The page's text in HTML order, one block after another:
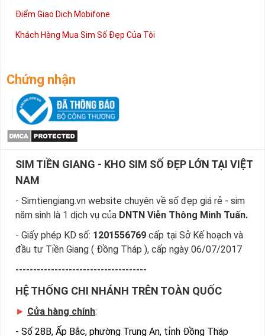
Điểm Giao Dịch Mobifone
Khách Hàng Mua Sim Số Đẹp Của Tôi
Chứng nhận
SIM TIỀN GIANG - KHO SIM SỐ ĐẸP LỚN TẠI VIỆT
NAM
- Simtiengiang.vn website chuyên về số đẹp giá rẻ - sim
năm sinh là 1 dịch vụ của DNTN Viễn Thông Minh Tuấn.
- Giấy phép KD số: 1201556769 cấp tại Sở Kế hoạch và
đầu tư Tiền Giang ( Đồng Tháp ), cấp ngày 06/07/2017
-------------------------------------
HỆ THỐNG CHI NHÁNH TRÊN TOÀN QUỐC
► Cửa hàng chính:
- Số 28B, Ấp Bắc, phường Trung An, tỉnh Đồng Tháp